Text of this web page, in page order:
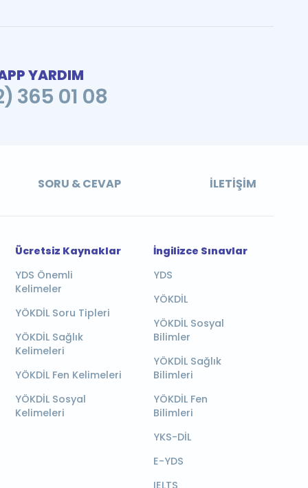
YARDIM
365 01 08
SORU & CEVAP İLETIŞIM
Ücretsiz Kaynaklar
YDS Önemli
Kelimeler
YÖKDİL Soru Tipleri
YÖKDİL Sağlık
Kelimeleri
YÖKDİL Fen Kelimeleri
YÖKDİL Sosyal
Kelimeleri
İngilizce Sınavlar
YDS
YÖKDİL
YÖKDİL Sosyal
Bilimler
YÖKDİL Sağlık
Bilimleri
YÖKDİL Fen
Bilimleri
YKS-DİL
E-YDS
IELTS